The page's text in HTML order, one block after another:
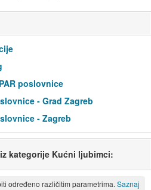
poslovnice
- Grad Zagreb
- Zagreb
kategorije Kućni ljubimci:
određeno različitim parametrima. Saznaj